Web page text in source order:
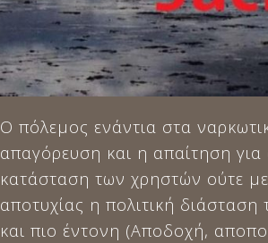
Ο πόλεμος ενάντια στα
απαγόρευση και η απαίτηση
κατάσταση των χρηστών ούτε
αποτυχίας η πολιτική
και πιο έντονη (Αποδοχή,